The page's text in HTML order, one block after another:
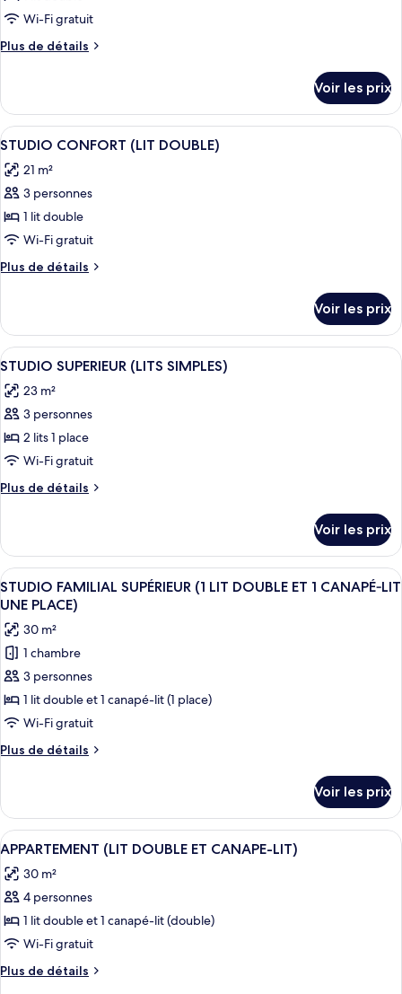
ce
type
de
STUDIO
SUPÉRIEUR
(
LIT
DOUBLE)
Wi-Fi gratuit
Plus de détails
Plus
le
type
de
STUDIO
SUPÉRIEUR
LIT
DOUBLE)
Voir les prix
Afficher
toutes
les
photos
pour
ce
type
de
STUDIO
CONFORT
(LIT
DOUBLE)
Une chambre d’hôtel moderne
10
STUDIO CONFORT (LIT DOUBLE)
21 m²
3 personnes
1 lit double
Wi-Fi gratuit
Plus de détails
Plus
le
type
de
STUDIO
CONFORT
DOUBLE)
Voir les prix
Afficher
toutes
les
photos
pour
ce
type
de
STUDIO
SUPERIEUR
(LITS
SIMPLES)
Une chambre d’hôtel moderne
5
STUDIO SUPERIEUR (LITS SIMPLES)
23 m²
3 personnes
2 lits 1 place
Wi-Fi gratuit
Plus de détails
Plus
le
type
de
chambre
SUPERIEUR
(LITS
SIMPLES)
Voir les prix
Afficher
toutes
les
photos
pour
ce
type
de
chambre :
STUDIO
SUPÉRIEUR
(1
LIT
DOUBLE
ET
1
CANAPÉ‑LIT
UNE
PLACE)
Une chambre d’hôtel compacte
5
STUDIO FAMILIAL SUPÉRIEUR (1 LIT DOUBLE ET 1 CANAPÉ‑LIT
UNE PLACE)
30 m²
1 chambre
3 personnes
1 lit double et 1 canapé-lit (1 place)
Wi-Fi gratuit
Plus de détails
Plus
le
type
de
STUDIO
FAMILIAL
(1
LIT
ET
Voir les prix
Afficher
toutes
les
photos
pour
ce
type
de
Une chambre d’hôtel avec un lit,
6
APPARTEMENT (LIT DOUBLE ET CANAPE-LIT)
30 m²
4 personnes
1 lit double et 1 canapé-lit (double)
Wi-Fi gratuit
Plus de détails
Plus